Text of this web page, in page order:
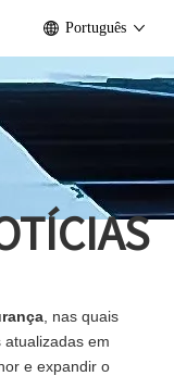
Português
, nas quais
em
e expandir o